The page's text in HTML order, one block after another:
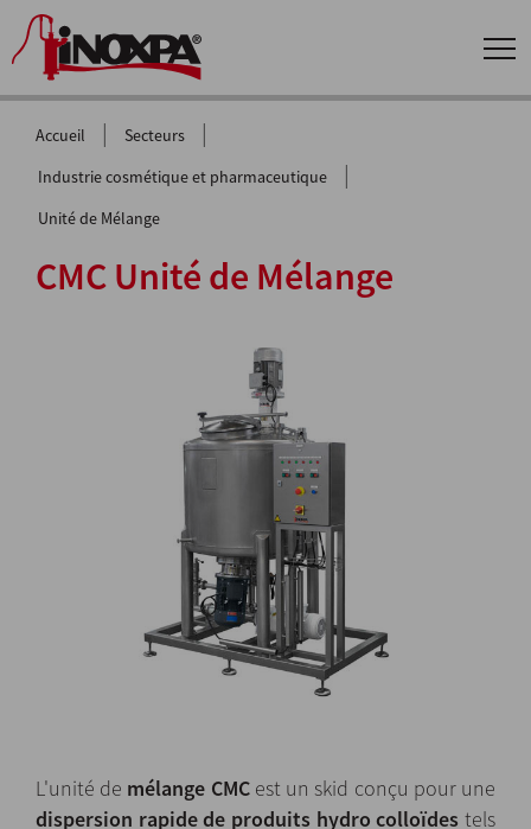
Accueil | Secteurs |
Industrie cosmétique et pharmaceutique |
Unité de Mélange
CMC Unité de Mélange
L'unité de mélange CMCest un skid conçu pour une
dispersion rapide de produits hydro colloïdes tels